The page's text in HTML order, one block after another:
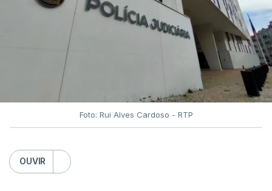
Foto: Rui Alves Cardoso - RTP
OUVIR